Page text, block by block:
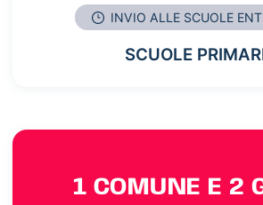
INVIO ALLE SCUOLE
SCUOLE
1 COMUNE E 2